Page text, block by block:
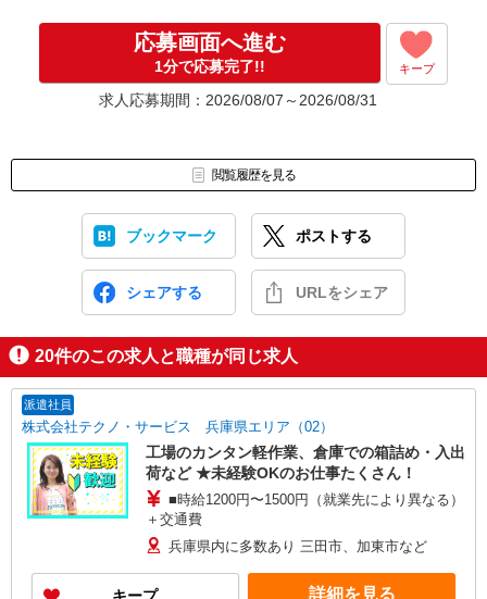
応募⇒最短で2日後からの勤務も可能です！
応募画面へ進む
1分で応募完了!! キープ
求人応募期間：2026/08/07～2026/08/31
閲覧履歴を見る
ブックマーク ポストする
シェアする URLをシェア
20件のこの求人と職種が同じ求人
派遣社員
株式会社テクノ・サービス 兵庫県エリア（02）
工場のカンタン軽作業、倉庫での箱詰め・入出
荷など ★未経験OKのお仕事たくさん！
■時給1200円〜1500円（就業先により異なる）
＋交通費
兵庫県内に多数あり 三田市、加東市など
詳細を見る